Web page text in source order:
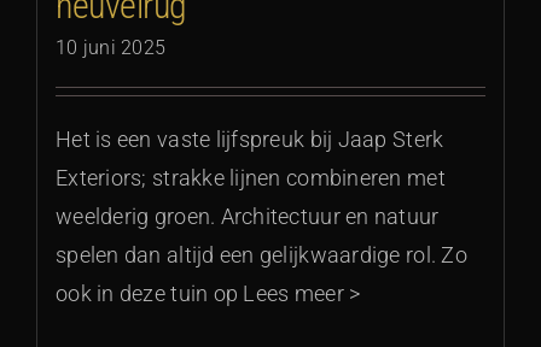
10 juni 2025
Het is een vaste lijfspreuk bij Jaap Sterk
Exteriors; strakke lijnen combineren met
weelderig groen. Architectuur en natuur
spelen dan altijd een gelijkwaardige rol. Zo
ook in deze tuin op Lees meer >